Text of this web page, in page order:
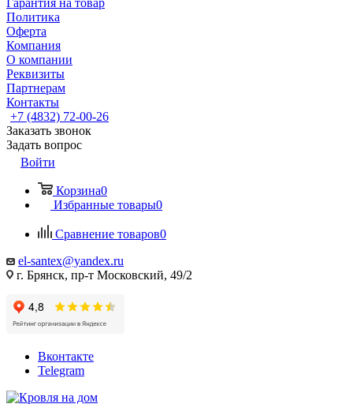
Гарантия на товар
Политика
Оферта
Компания
О компании
Реквизиты
Партнерам
Контакты
+7 (4832) 72-00-26
Заказать звонок
Задать вопрос
Войти
Корзина0
Избранные товары0
Сравнение товаров0
el-santex@yandex.ru
г. Брянск, пр-т Московский, 49/2
Вконтакте
Telegram